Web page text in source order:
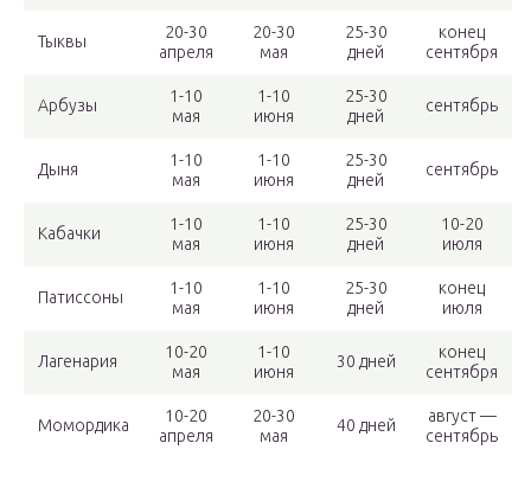
Тыквы
20-30
апреля
20-30
мая
25-30
дней
конец
сентября
Арбузы
1-10
мая
1-10
июня
25-30
дней
сентябрь
Дыня
1-10
мая
1-10
июня
25-30
дней
сентябрь
Кабачки
1-10
мая
1-10
июня
25-30
дней
10-20
июля
Патиссоны
1-10
мая
1-10
июня
25-30
дней
конец
июля
Лагенария
10-20
мая
1-10
июня
30 дней
конец
сентября
Момордика
10-20
апреля
20-30
мая
40 дней
август —
сентябрь